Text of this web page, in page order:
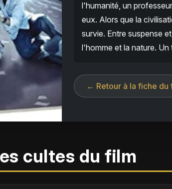
l'humanité, un
eux. Alors que la
survie. Entre suspense
l'homme et la nature.
← Retour à la fiche du
cultes du film